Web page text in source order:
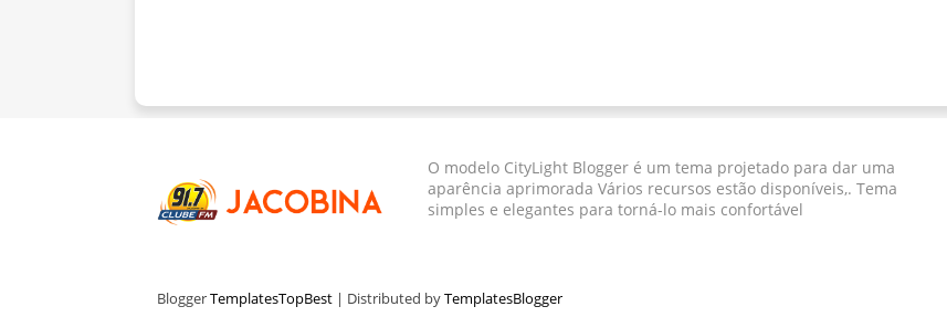
O modelo CityLight Blogger ​​é um tema projetado para dar uma
aparência aprimorada Vários recursos estão disponíveis,. Tema
simples e elegantes para torná-lo mais confortável
BloggerTemplatesTopBest | Distributed byTemplatesBlogger